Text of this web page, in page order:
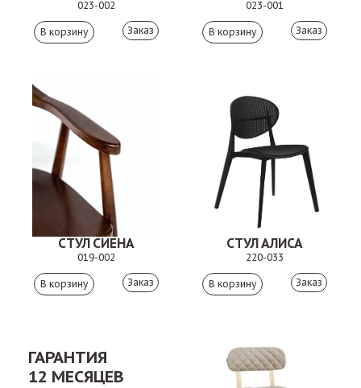
023-002
Заказ
023-001
Заказ
СТУЛ СИЕНА
019-002
Заказ
СТУЛ АЛИСА
220-033
Заказ
ГАРАНТИЯ
12 МЕСЯЦЕВ